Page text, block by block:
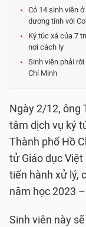
Có 14 sinh viên
dương tính với
Ký túc xá của 7
nơi cách ly
Sinh viên phải
Chí Minh
Ngày 2/12, ông
tâm dịch vụ ký
Thành phố Hồ
tử Giáo dục
tiến hành xử lý,
năm học 2023
Sinh viên này